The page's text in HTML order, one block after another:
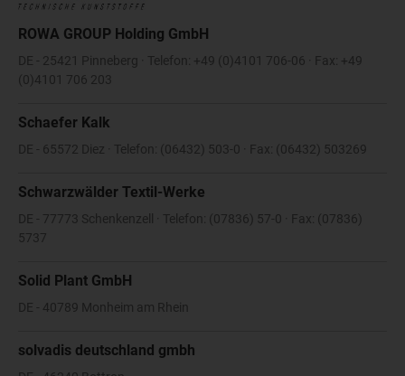
ROWA GROUP Holding GmbH
DE - 25421 Pinneberg · Telefon: +49 (0)4101 706-06 · Fax: +49
(0)4101 706 203
Schaefer Kalk
DE - 65572 Diez · Telefon: (06432) 503-0 · Fax: (06432) 503269
Schwarzwälder Textil-Werke
DE - 77773 Schenkenzell · Telefon: (07836) 57-0 · Fax: (07836)
5737
Solid Plant GmbH
DE - 40789 Monheim am Rhein
solvadis deutschland gmbh